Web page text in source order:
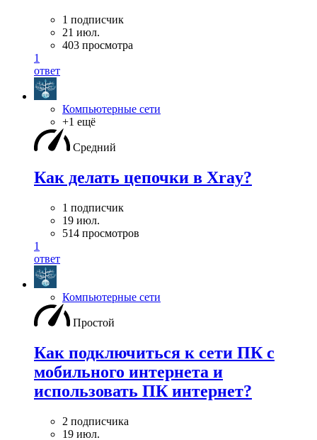
1 подписчик
21 июл.
403 просмотра
1
ответ
Компьютерные сети
+1 ещё
Средний
Как делать цепочки в Xray?
1 подписчик
19 июл.
514 просмотров
1
ответ
Компьютерные сети
Простой
Как подключиться к сети ПК с
мобильного интернета и
использовать ПК интернет?
2 подписчика
19 июл.